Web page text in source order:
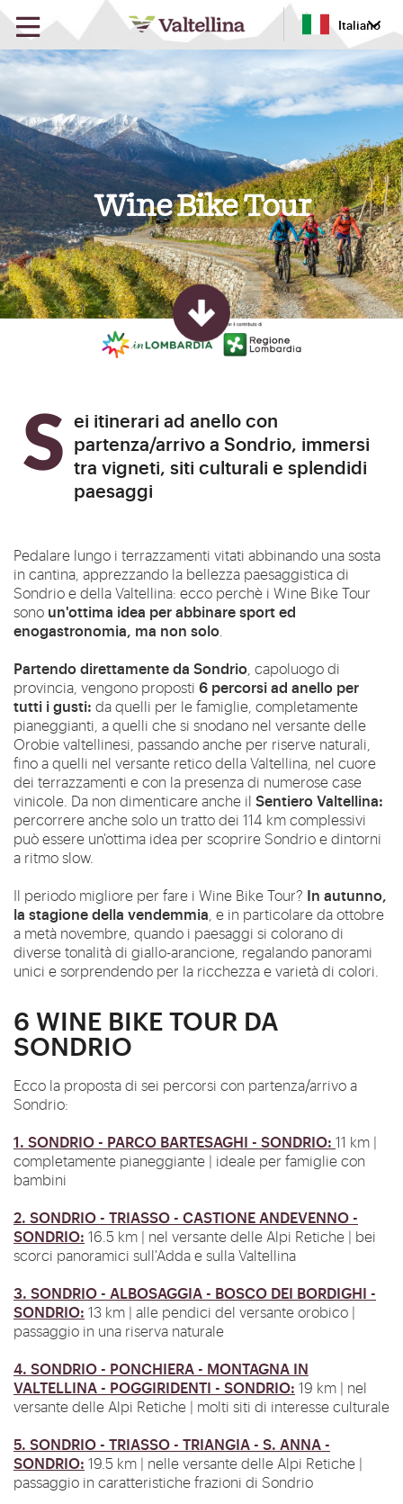
Italiano
Wine Bike Tour
Sei itinerari ad anello con partenza/arrivo a Sondrio, immersi
tra vigneti, siti culturali e splendidi
paesaggi
Pedalare lungo i terrazzamenti vitati abbinando una sosta
in cantina, apprezzando la bellezza paesaggistica di
Sondrio e della Valtellina: ecco perchè i Wine Bike Tour
sono un'ottima idea per abbinare sport ed
enogastronomia, ma non solo
Partendo direttamente da Sondrio , capoluogo di
provincia, vengono proposti 6 percorsi ad anello per
tutti i gusti: da quelli per le famiglie, completamente
pianeggianti, a quelli che si snodano nel versante delle
Orobie valtellinesi, passando anche per riserve naturali,
fino a quelli nel versante retico della Valtellina, nel cuore
dei terrazzamenti e con la presenza di numerose case
vinicole. Da non dimenticare anche il Sentiero Valtellina:
percorrere anche solo un tratto dei 114 km complessivi
può essere un'ottima idea per scoprire Sondrio e dintorni
a ritmo slow.
Il periodo migliore per fare i Wine Bike Tour? In autunno,
la stagione della vendemmia , e in particolare da ottobre
a metà novembre, quando i paesaggi si colorano di
diverse tonalità di giallo-arancione, regalando panorami
unici e sorprendendo per la ricchezza e varietà di colori.
6 WINE BIKE TOUR DA
SONDRIO
Ecco la proposta di sei percorsi con partenza/arrivo a
Sondrio:
1. SONDRIO - PARCO BARTESAGHI - SONDRIO: 11 km |
completamente pianeggiante | ideale per famiglie con
bambini
2. SONDRIO - TRIASSO - CASTIONE ANDEVENNO -
SONDRIO: 16.5 km | nel versante delle Alpi Retiche | bei
scorci panoramici sull'Adda e sulla Valtellina
3. SONDRIO - ALBOSAGGIA - BOSCO DEI BORDIGHI -
SONDRIO: 13 km | alle pendici del versante orobico |
passaggio in una riserva naturale
4. SONDRIO - PONCHIERA - MONTAGNA IN
VALTELLINA - POGGIRIDENTI - SONDRIO: 19 km | nel
versante delle Alpi Retiche | molti siti di interesse culturale
5. SONDRIO - TRIASSO - TRIANGIA - S. ANNA -
SONDRIO: 19.5 km | nelle versante delle Alpi Retiche |
passaggio in caratteristiche frazioni di Sondrio